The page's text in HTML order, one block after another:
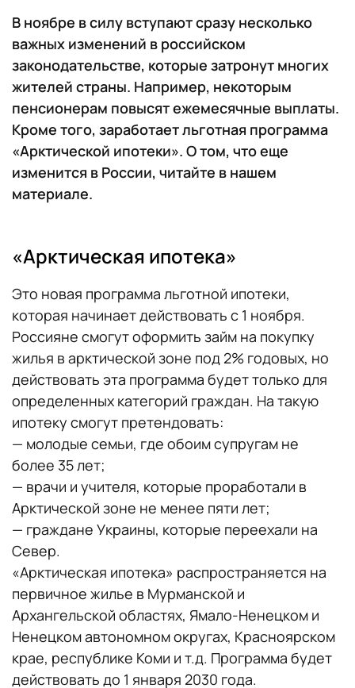
В ноябре в силу вступают сразу несколько
важных изменений в российском
законодательстве, которые затронут многих
жителей страны. Например, некоторым
пенсионерам повысят ежемесячные выплаты.
Кроме того, заработает льготная программа
«Арктической ипотеки». О том, что еще
изменится в России, читайте в нашем
материале.
«Арктическая ипотека»
Это новая программа льготной ипотеки,
которая начинает действовать с 1 ноября.
Россияне смогут оформить займ на покупку
жилья в арктической зоне под 2% годовых, но
действовать эта программа будет только для
определенных категорий граждан. На такую
ипотеку смогут претендовать:
— молодые семьи, где обоим супругам не
более 35 лет;
— врачи и учителя, которые проработали в
Арктической зоне не менее пяти лет;
— граждане Украины, которые переехали на
Север.
«Арктическая ипотека» распространяется на
первичное жилье в Мурманской и
Архангельской областях, Ямало-Ненецком и
Ненецком автономном округах, Красноярском
крае, республике Коми и т.д. Программа будет
действовать до 1 января 2030 года.